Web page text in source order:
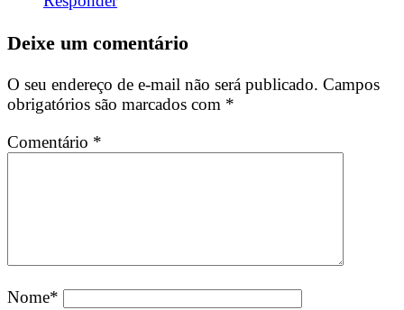
Deixe um comentário
O seu endereço de e-mail não será publicado. Campos
obrigatórios são marcados com *
Comentário *
Nome*